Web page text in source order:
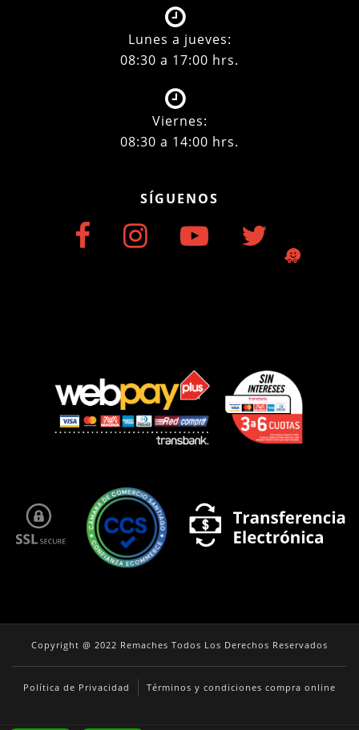
Lunes a jueves:
08:30 a 17:00 hrs.
Viernes:
08:30 a 14:00 hrs.
SÍGUENOS
Copyright @ 2022 Remaches Todos Los Derechos Reservados
Política de Privacidad Términos y condiciones compra online